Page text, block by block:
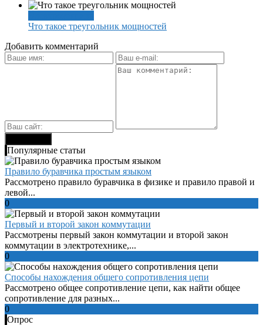
Что такое треугольник мощностей
Добавить комментарий
Популярные статьи
Правило буравчика простым языком
Рассмотрено правило буравчика в физике и правило правой и
левой...
0
Первый и второй закон коммутации
Рассмотрены первый закон коммутации и второй закон
коммутации в электротехнике,...
0
Способы нахождения общего сопротивления цепи
Рассмотрено общее сопротивление цепи, как найти общее
сопротивление для разных...
0
Опрос